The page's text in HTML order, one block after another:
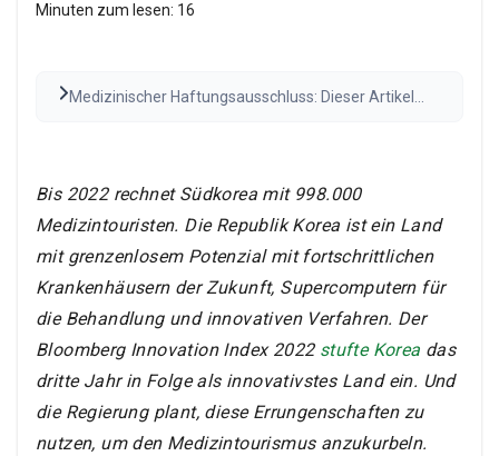
Minuten zum lesen: 16
Medizinischer Haftungsausschluss: Dieser Artikel
qualifizierte Fachkraft. Die Ergebnisse können
lesen
Bis 2022 rechnet Südkorea mit 998.000
Medizintouristen. Die Republik Korea ist ein Land
mit grenzenlosem Potenzial mit fortschrittlichen
Krankenhäusern der Zukunft, Supercomputern für
die Behandlung und innovativen Verfahren. Der
Bloomberg Innovation Index 2022 stufte Korea das
dritte Jahr in Folge als innovativstes Land ein. Und
die Regierung plant, diese Errungenschaften zu
nutzen, um den Medizintourismus anzukurbeln.